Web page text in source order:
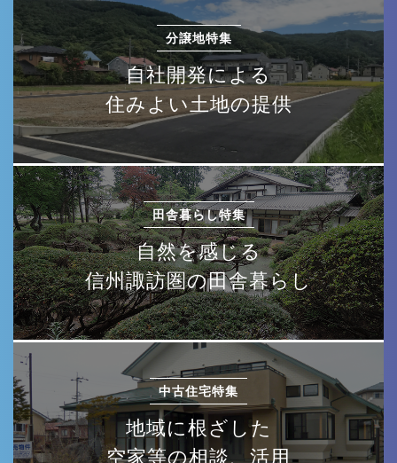
分譲地特集
自社開発による
住みよい土地の提供
田舎暮らし特集
自然を感じる
信州諏訪圏の田舎暮らし
中古住宅特集
地域に根ざした
空家等の相談、活用